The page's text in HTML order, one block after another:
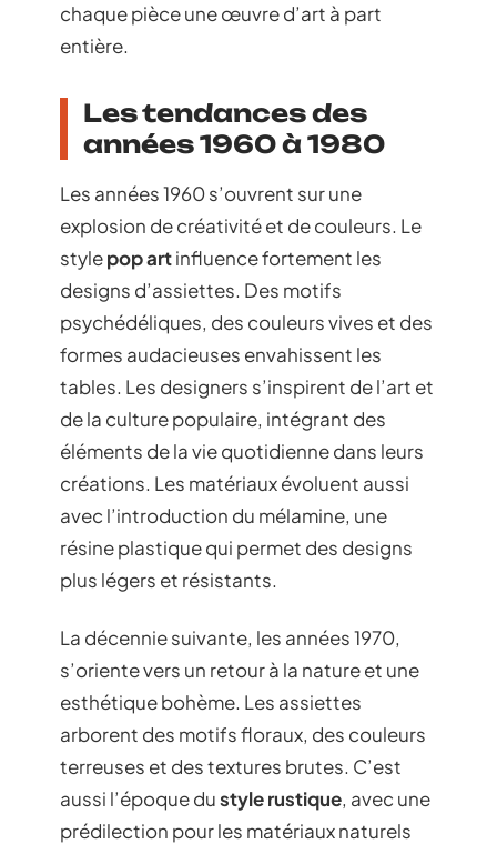
chaque pièce une œuvre d’art à part
entière.
Les tendances des
années 1960 à 1980
Les années 1960 s’ouvrent sur une
explosion de créativité et de couleurs. Le
stylepop artinfluence fortement les
designs d’assiettes. Des motifs
psychédéliques, des couleurs vives et des
formes audacieuses envahissent les
tables. Les designers s’inspirent de l’art et
de la culture populaire, intégrant des
éléments de la vie quotidienne dans leurs
créations. Les matériaux évoluent aussi
avec l’introduction du mélamine, une
résine plastique qui permet des designs
plus légers et résistants.
La décennie suivante, les années 1970,
s’oriente vers un retour à la nature et une
esthétique bohème. Les assiettes
arborent des motifs floraux, des couleurs
terreuses et des textures brutes. C’est
aussi l’époque dustyle rustique, avec une
prédilection pour les matériaux naturels